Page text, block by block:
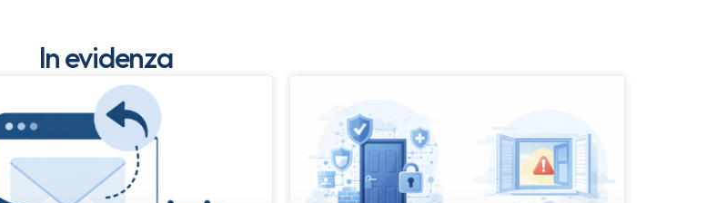
In evidenza